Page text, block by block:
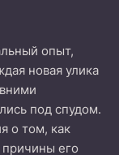
опыт,
новая улика
под спудом.
о том, как
его